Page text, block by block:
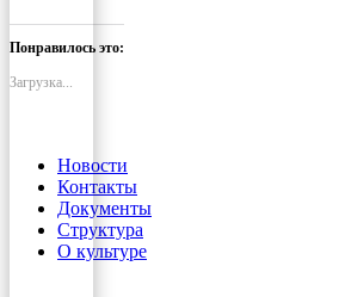
Понравилось это:
Загрузка...
Новости
Контакты
Документы
Структура
О культуре